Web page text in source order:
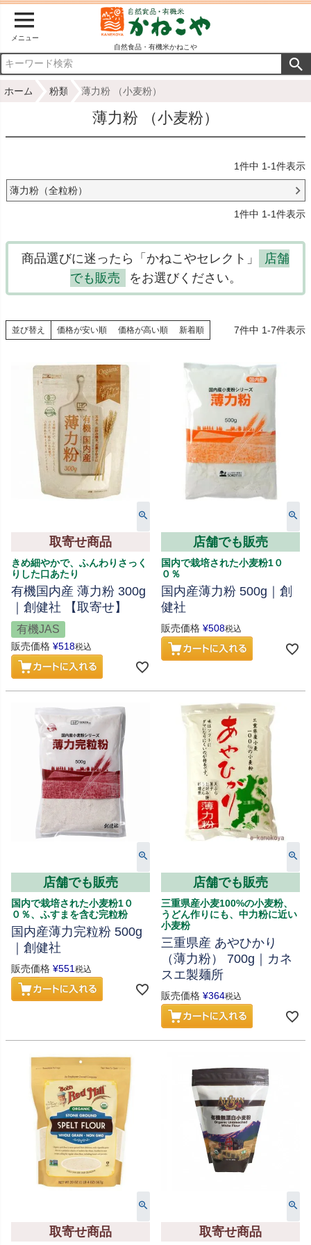
メニュー
自然食品・有機米かねこや
ホーム 粉類 薄力粉 （小麦粉）
薄力粉 （小麦粉）
1件中 1-1件表示
薄力粉（全粒粉）
1件中 1-1件表示
商品選びに迷ったら「かねこやセレクト」
店舗
でも販売
をお選びください。
並び替え 価格が安い順 価格が高い順 新着順 7件中 1-7件表示
取寄せ商品
きめ細やかで、ふんわりさっく
りした口あたり
有機国内産 薄力粉 300g
｜創健社 【取寄せ】
有機JAS
販売価格 ¥518税込
店舗でも販売
国内で栽培された小麦粉1０
０％
国内産薄力粉 500g｜創
健社
販売価格 ¥508税込
店舗でも販売
国内で栽培された小麦粉1０
０％、ふすまを含む完粒粉
国内産薄力完粒粉 500g
｜創健社
販売価格 ¥551税込
店舗でも販売
三重県産小麦100%の小麦粉、
うどん作りにも、中力粉に近い
小麦粉
三重県産 あやひかり
（薄力粉） 700g｜カネ
スエ製麺所
販売価格 ¥364税込
取寄せ商品 取寄せ商品